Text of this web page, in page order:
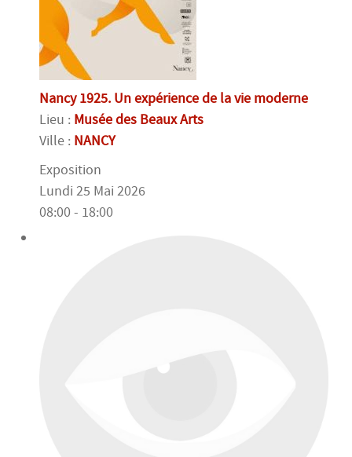
Nancy 1925. Un expérience de la vie moderne
Lieu : Musée des Beaux Arts
Ville : NANCY
Exposition
Lundi 25 Mai 2026
08:00 - 18:00